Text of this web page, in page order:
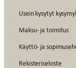
Usein kysytyt
Maksu- ja toimitus
Käyttö- ja
Rekisteriseloste